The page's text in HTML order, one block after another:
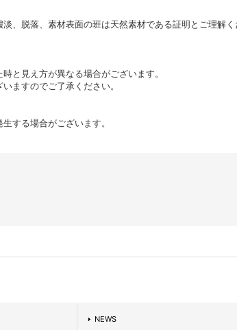
、脱落、素材表面の班は天然素材である証明とご理解く
と見え方が異なる場合がございます。
ますのでご了承ください。
する場合がございます。
NEWS